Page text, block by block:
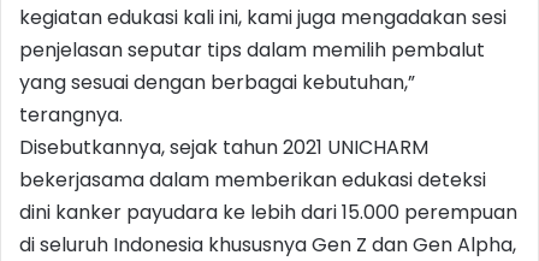
kegiatan edukasi kali ini, kami juga mengadakan sesi
penjelasan seputar tips dalam memilih pembalut
yang sesuai dengan berbagai kebutuhan,”
terangnya.
Disebutkannya, sejak tahun 2021 UNICHARM
bekerjasama dalam memberikan edukasi deteksi
dini kanker payudara ke lebih dari 15.000 perempuan
di seluruh Indonesia khususnya Gen Z dan Gen Alpha,